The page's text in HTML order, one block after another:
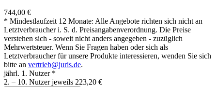
744,00 €
* Mindestlaufzeit 12 Monate: Alle Angebote richten sich nicht an
Letztverbraucher i. S. d. Preisangabenverordnung. Die Preise
verstehen sich - soweit nicht anders angegeben - zuzüglich
Mehrwertsteuer. Wenn Sie Fragen haben oder sich als
Letztverbraucher für unsere Produkte interessieren, wenden Sie sich
bitte an vertrieb@juris.de.
jährl. 1. Nutzer *
2. – 10. Nutzer jeweils 223,20 €